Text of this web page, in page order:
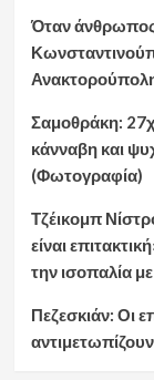
Όταν άνθρωπος
Σαμοθράκη:
κάνναβη και
(Φωτογραφία)
Τζέικομπ
είναι
την ισοπαλία
Πεζεσκιάν: Οι